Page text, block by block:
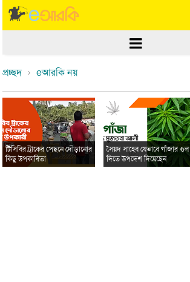
প্রচ্ছদ eআরকি নয়
টিসিবির ট্রাকের পেছনে দৌড়ানোর
কিছু উপকারিতা
সৈয়দ সাহেব যেভাবে গাঁজার গুল
দিতে উপদেশ দিয়েছেন